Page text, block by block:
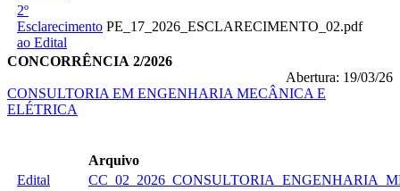
2º
Esclarecimento
ao Edital
PE_17_2026_ESCLARECIMENTO_02.pdf
CONCORRÊNCIA 2/2026
Abertura: 19/03/26
CONSULTORIA EM ENGENHARIA MECÂNICA E
ELÉTRICA
Arquivo
Edital